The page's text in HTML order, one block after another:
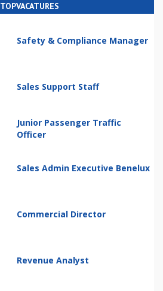
TOPVACATURES
Safety & Compliance Manager
Sales Support Staff
Junior Passenger Traffic
Officer
Sales Admin Executive Benelux
Commercial Director
Revenue Analyst